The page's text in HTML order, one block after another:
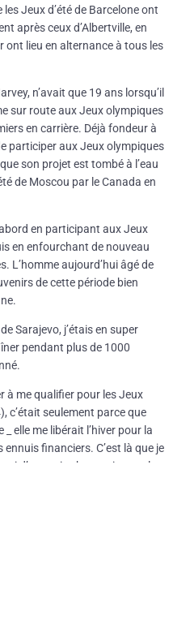
Jeux d’été de Barcelone ont
après ceux d’Albertville, en
ont lieu en alternance à tous les
n’avait que 19 ans lorsqu’il
sur route aux Jeux olympiques
en carrière. Déjà fondeur à
participer aux Jeux olympiques
son projet est tombé à l’eau
de Moscou par le Canada en
en participant aux Jeux
en enfourchant de nouveau
L’homme aujourd’hui âgé de
de cette période bien
Sarajevo, j’étais en super
pendant plus de 1000
à me qualifier pour les Jeux
c’était seulement parce que
_ elle me libérait l’hiver pour la
financiers. C’est là que je
d’un mois chez moi, entre la